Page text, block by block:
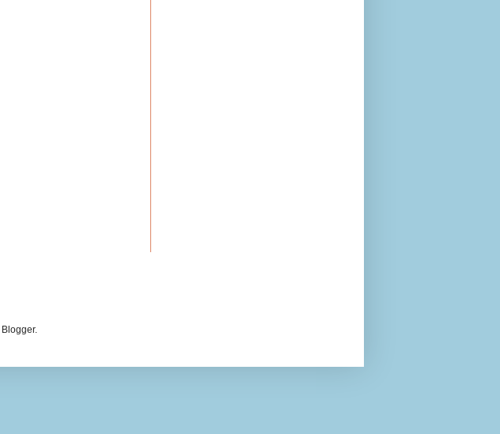
Blogger.